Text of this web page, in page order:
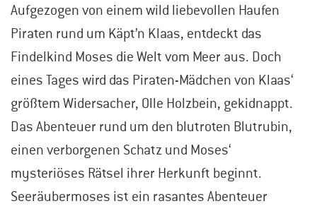
Aufgezogen von einem wild liebevollen Haufen
Piraten rund um Käpt’n Klaas, entdeckt das
Findelkind Moses die Welt vom Meer aus. Doch
eines Tages wird das Piraten-Mädchen von Klaas‘
größtem Widersacher, Olle Holzbein, gekidnappt.
Das Abenteuer rund um den blutroten Blutrubin,
einen verborgenen Schatz und Moses‘
mysteriöses Rätsel ihrer Herkunft beginnt.
Seeräubermoses ist ein rasantes Abenteuer